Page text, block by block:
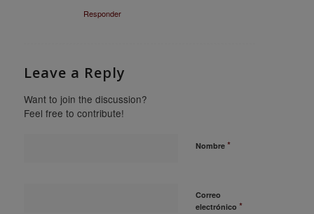
Responder
Leave a Reply
Want to join the discussion?
Feel free to contribute!
Nombre *
Correo
electrónico *